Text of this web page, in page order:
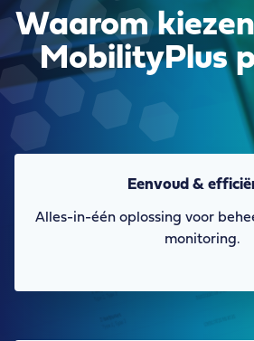
Waarom
MobilityPlus
Eenvoud &
Alles-in-één oplossing voor
monitoring.